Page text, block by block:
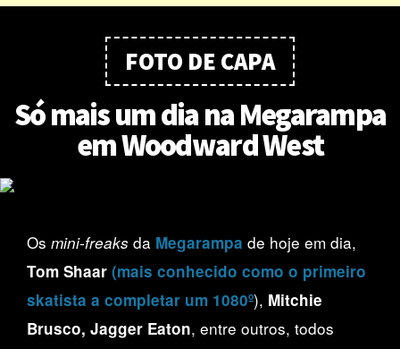
FOTO DE CAPA
Só mais um dia na Megarampa
em Woodward West
Os mini-freaks da Megarampa de hoje em dia,
Tom Shaar (mais conhecido como o primeiro
skatista a completar um 1080º), Mitchie
Brusco, Jagger Eaton, entre outros, todos